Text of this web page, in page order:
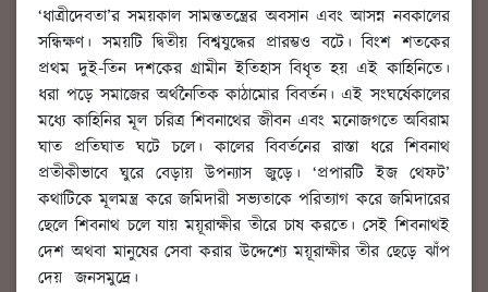
‘ধাত্রীদেবতা’র সময়কাল সামন্ততন্ত্রের অবসান এবং আসন্ন নবকালের
সন্ধিক্ষণ। সময়টি দ্বিতীয় বিশ্বযুদ্ধের প্রারম্ভও বটে। বিংশ শতকের
প্রথম দুই-তিন দশকের গ্রামীন ইতিহাস বিধৃত হয় এই কাহিনিতে।
ধরা পড়ে সমাজের অর্থনৈতিক কাঠামোর বিবর্তন। এই সংঘর্ষেকালের
মধ্যে কাহিনির মূল চরিত্র শিবনাথের জীবন এবং মনোজগতে অবিরাম
ঘাত প্রতিঘাত ঘটে চলে। কালের বিবর্তনের রাস্তা ধরে শিবনাথ
প্রতীকীভাবে ঘুরে বেড়ায় উপন্যাস জুড়ে। ‘প্রপারটি ইজ থেফট’
কথাটিকে মূলমন্ত্র করে জমিদারী সভ্যতাকে পরিত্যাগ করে জমিদারের
ছেলে শিবনাথ চলে যায় ময়ূরাক্ষীর তীরে চাষ করতে। সেই শিবনাথই
দেশ অথবা মানুষের সেবা করার উদ্দেশ্যে ময়ূরাক্ষীর তীর ছেড়ে ঝাঁপ
দেয় জনসমুদ্রে।